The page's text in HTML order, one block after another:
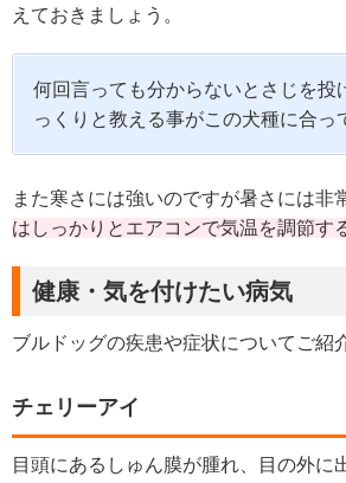
えておきましょう。
何回言っても分からないとさじを投
っくりと教える事がこの犬種に合っ
また寒さには強いのですが暑さには非
はしっかりとエアコンで気温を調節す
健康・気を付けたい病気
ブルドッグの疾患や症状についてご紹
チェリーアイ
目頭にあるしゅん膜が腫れ、目の外に